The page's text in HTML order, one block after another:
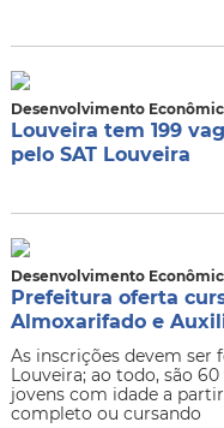
Desenvolvimento
Louveira tem 199
pelo SAT Louveira
Desenvolvimento
Prefeitura oferta
Almoxarifado e
​As inscrições devem ser
Louveira; ao todo, são
jovens com idade a
completo ou cursando